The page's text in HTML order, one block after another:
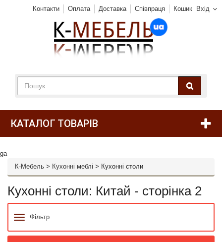
Вхід
Контакти Оплата Доставка Співпраця Кошик
КАТАЛОГ ТОВАРІВ
ga
К-Мебель > Кухонні меблі > Кухонні столи
Кухонні столи: Китай - сторінка 2
Фільтр